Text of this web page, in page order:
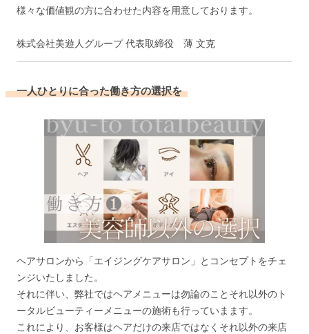
様々な価値観の方に合わせた内容を用意しております。
株式会社美遊人グループ 代表取締役 薄 文克
一人ひとりに合った働き方の選択を
ヘアサロンから「エイジングケアサロン」とコンセプトをチェ
ンジいたしました。
それに伴い、弊社ではヘアメニューは勿論のことそれ以外のト
ータルビューティーメニューの施術も行っていまます。
これにより、お客様はヘアだけの来店ではなくそれ以外の来店